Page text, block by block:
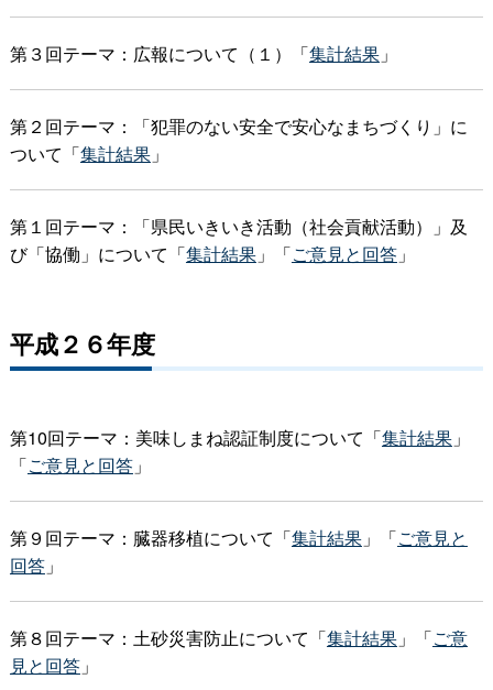
第３回テーマ：広報について（１）「集計結果」
第２回テーマ：「犯罪のない安全で安心なまちづくり」に
ついて「集計結果」
第１回テーマ：「県民いきいき活動（社会貢献活動）」及
び「協働」について「集計結果」「ご意見と回答」
平成２６年度
第10回テーマ：美味しまね認証制度について「集計結果」
「ご意見と回答」
第９回テーマ：臓器移植について「集計結果」「ご意見と
回答」
第８回テーマ：土砂災害防止について「集計結果」「ご意
見と回答」